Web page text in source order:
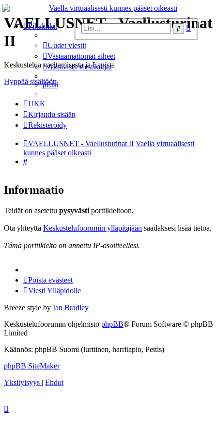
Etsi
VAELLUSNET - Vaellusturinat
II
Keskustelua vaeltamisesta ja Lapista
Hyppää sisältöön
Pikalinkit
Uudet viestit
Vastaamattomat aiheet
Aktiiviset viestiketjut
Etsi
UKK
Kirjaudu sisään
Rekisteröidy
VAELLUSNET - Vaellusturinat II Vaella virtuaalisesti
kunnes pääset oikeasti
Etsi
Informaatio
Teidät on asetettu pysyvästi porttikieltoon.
Ota yhteyttä Keskustelufoorumin ylläpitäjään saadaksesi lisää tietoa.
Tämä porttikielto on annettu IP-osoitteellesi.
Poista evästeet
Viesti Ylläpidolle
Breeze style by Ian Bradley
Keskustelufoorumin ohjelmisto phpBB® Forum Software © phpBB
Limited
Käännös: phpBB Suomi (lurttinen, harritapio, Pettis)
phpBB SiteMaker
Yksityisyys | Ehdot